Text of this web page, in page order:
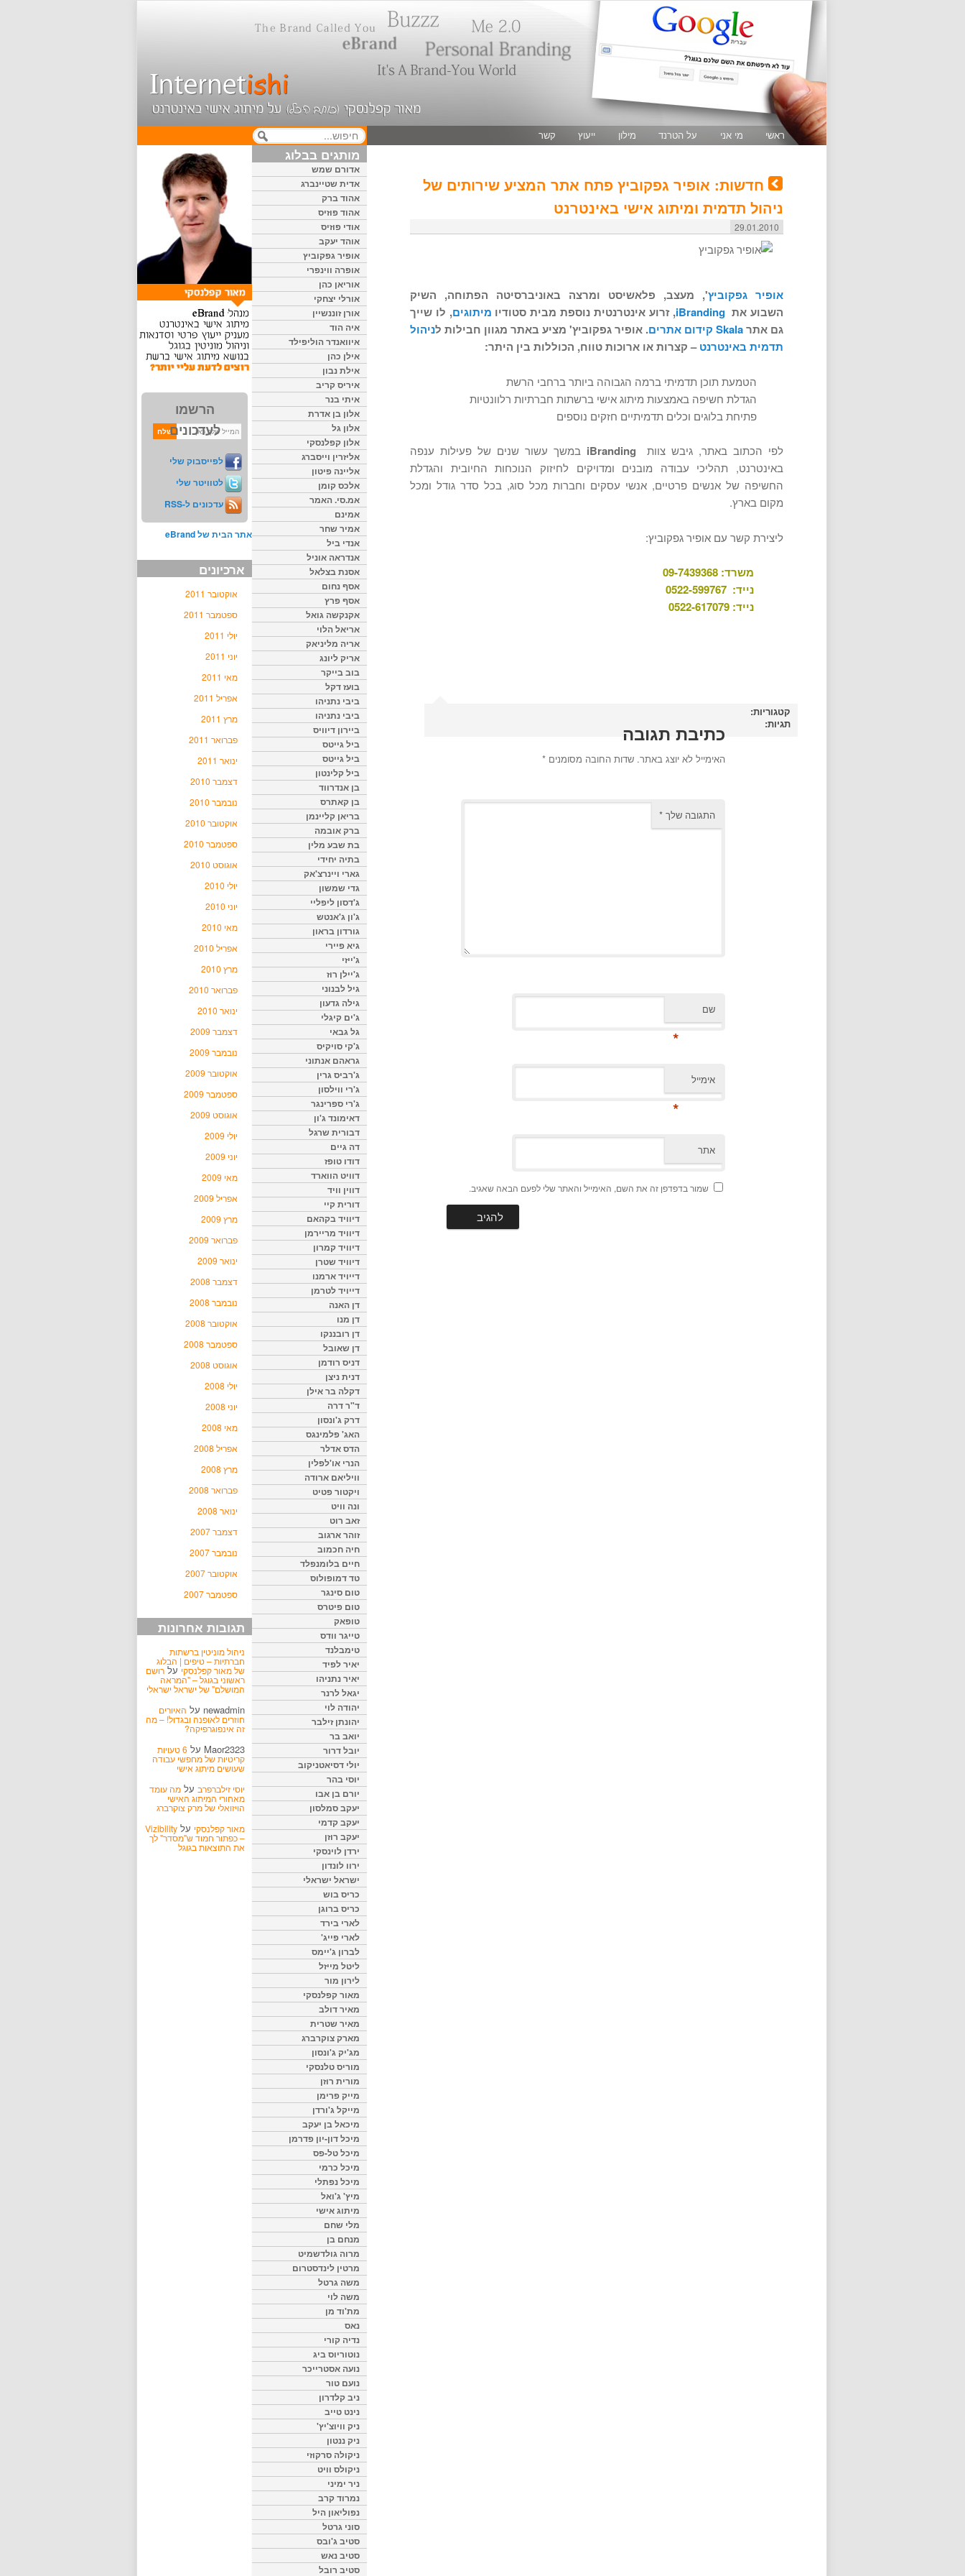
ראשי מי אני על הטרנד מילון ייעוץ קשר
חדשות: אופיר גפקוביץ פתח אתר המציע שירותים של
ניהול תדמית ומיתוג אישי באינטרנט
29.01.2010
אופיר גפקוביץ', מעצב, פלאשיסט ומרצה באוניברסיטה הפתוחה, השיק
השבוע אתiBranding, זרוע אינטרנטית נוספת מבית סטודיו מיתוגים, לו שייך
גם אתר
. אופיר גפקוביץ' מציע באתר מגוון חבילות לניהול
תדמית באינטרנט– קצרות או ארוכות טווח, הכוללות בין היתר:
הטמעת תוכן תדמיתי ברמה הגבוהה ביותר ברחבי הרשת
הגדלת חשיפה באמצעות מיתוג אישי ברשתות חברתיות רלוונטיות
פתיחת בלוגים וכלים תדמיתיים חזקים נוספים
לפי הכתוב באתר, גיבש צוות iBranding במשך עשור שנים של פעילות ענפה
באינטרנט, תהליכי עבודה מובנים ומדויקים לחיזוק הנוכחות החיובית והגדלת
החשיפה של אנשים פרטיים, אנשי עסקים וחברות מכל סוג, בכל סדר גודל ומכל
מקום בארץ.
ליצירת קשר עם אופיר גפקוביץ:
משרד: 09-7439368
נייד: 0522-599767
נייד: 0522-617079
קטגוריות:
תגיות:
כתיבת תגובה
האימייל לא יוצג באתר. שדות החובה מסומנים *
התגובה שלך *
שם
*
אימייל
*
אתר
שמור בדפדפן זה את השם, האימייל והאתר שלי לפעם הבאה שאגיב.
הרשמו
לעדכונים
לפייסבוק שלי
לטוויטר שלי
עדכונים ל-RSS
אתר הבית של eBrand
ארכיונים
אוקטובר 2011
ספטמבר 2011
יולי 2011
יוני 2011
מאי 2011
אפריל 2011
מרץ 2011
פברואר 2011
ינואר 2011
דצמבר 2010
נובמבר 2010
אוקטובר 2010
ספטמבר 2010
אוגוסט 2010
יולי 2010
יוני 2010
מאי 2010
אפריל 2010
מרץ 2010
פברואר 2010
ינואר 2010
דצמבר 2009
נובמבר 2009
אוקטובר 2009
ספטמבר 2009
אוגוסט 2009
יולי 2009
יוני 2009
מאי 2009
אפריל 2009
מרץ 2009
פברואר 2009
ינואר 2009
דצמבר 2008
נובמבר 2008
אוקטובר 2008
ספטמבר 2008
אוגוסט 2008
יולי 2008
יוני 2008
מאי 2008
אפריל 2008
מרץ 2008
פברואר 2008
ינואר 2008
דצמבר 2007
נובמבר 2007
אוקטובר 2007
ספטמבר 2007
תגובות אחרונות
ניהול מוניטין ברשתות
חברתיות – טיפים | הבלוג
של מאור קפלנסקיעל רושם
ראשוני בגוגל – "המראה
המושלם" של ישראל ישראלי
newadmin על האיורים
חוזרים לאופנה ובגדול! – מה
זה אינפוגרפיקה?
Maor2323 על 6 טעויות
קריטיות של מחפשי עבודה
שעושים מיתוג אישי
יוסי זילברפרב על מה עומד
מאחורי המיתוג האישי
הויזואלי של מרק צוקרברג
מאור קפלנסקי על Vizibility
– כפתור חמוד ש"מסדר" לך
את התוצאות בגוגל
מותגים בבלוג
אדורם שמש
אדית שטיינברג
אהוד ברק
אהוד פוזיס
אודי פוזיס
אוהד יעקב
אופיר גפקוביץ
אופרה ווינפרי
אוריאן כהן
אורלי יצחקי
אורן זוננשיין
איה הוד
איוואנדר הוליפילד
אילן כהן
אילת נבון
איריס קריב
איתי בנר
אלון בן אדרת
אלון גל
אלון קפלנסקי
אליזרין וייסברג
אליינה פיטון
אלכס קומן
אמ.סי. האמר
אמינם
אמיר שחר
אנדי ביל
אנדראה אוניל
אסנת בצלאל
אסף נחום
אסף פרץ
אקנקשה גואל
אריאל הלוי
אריה מליניאק
אריק ליונג
בוב בייקר
בועז דקל
ביבי נתניהו
ביבי נתניהו
ביירון דיוויס
ביל גייטס
ביל גייטס
ביל קלינטון
בן אנדרווד
בן קאתרס
בריאן קליינמן
ברק אובמה
בת שבע מלין
בתיה יחידי
גארי ויינרצ'אק
גדי שמשון
ג'דסון ליפליי
ג'ון ג'אנטש
גורדון בראון
גיא פיירי
ג'ייזי
ג'יילן רוז
גיל לבנוני
גילה גדעון
ג'ים קיגלי
גל גבאי
ג'קי סויקיס
גראהם אנתוני
ג'רביס גרין
ג'רי ווילסון
ג'רי ספרינגר
דאימונד ג'ון
דבורית שרגל
דה גיים
דודו טופז
דוויט הווארד
דווין וויד
דורית קיי
דיוויד בקהאם
דיוויד מריירמן
דיוויד קמרון
דיוויד שטרן
דייויד ארמנו
דייויד לטרמן
דן האנה
דן מנו
דן רובננקו
דן שאובל
דניס רודמן
דנית ניצן
דקלה בר אילן
ד"ר דרה
דרק ג'ונסון
האג' פלמינגס
הדס אדלר
הנרי או'לפלין
וויליאם ארודה
ויקטור פטיט
ונה וויט
זאב רוט
זוהר ארגוב
חיה חכמוב
חיים בלומנפלד
טד דמופולוס
טום סינגר
טום פיטרס
טופאק
טייגר וודס
טימבלנד
יאיר לפיד
יאיר נתניהו
יגאל לרנר
יהודה לוי
יהונתן זילבר
יואב בר
יובל דרור
יולי דסיאטניקוב
יוסי בהר
יורם בן אבו
יעקב סמלסון
יעקב קדמי
יעקב רוזן
ירדן לוינסקי
ירוו לונדון
ישראל ישראלי
כריס בוש
כריס ברוגן
לארי בירד
לארי פייג'
לברון ג'יימס
ליטל מייזל
לירון מור
מאור קפלנסקי
מאיר דולב
מאיר שטרית
מארק צוקרברג
מג'יק ג'ונסון
מוריס טלנסקי
מורית רוזן
מייק פרימן
מייקל ג'ורדן
מיכאל בן יעקב
מיכל דון-יון פדרמן
מיכל טל-פס
מיכל כרמי
מיכל נפתלי
מיץ' ג'ואל
מיתוג אישי
מלי שחם
מנחם בן
מרוה גולדשמיט
מרטין לינדסטרום
משה גרטל
משה לוי
מת'וד מן
נאס
נדיה קורי
נוטוריוס ביג
נועה אסטרייכר
נועם טור
ניב קלדרון
נינט טייב
ניק וויוצ'יץ'
ניק ננטון
ניקולה סרקוזי
ניקולס וויט
ניר ימיני
נמרוד קרב
נפוליאון היל
סוני גרטל
סטיב ג'ובס
סטיב נאש
סטיב רובל